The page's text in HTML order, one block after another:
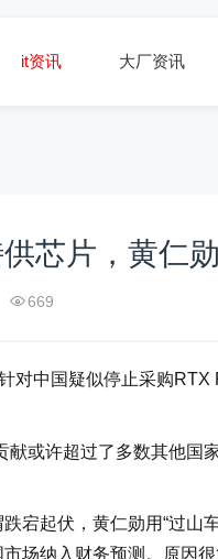
it资讯 大厂资讯
芯片，黄仁
669
对中国疑似停止采购
献或许超过了多数其他
宕起伏，黄仁勋用“过山
场纳入财务预测。原因